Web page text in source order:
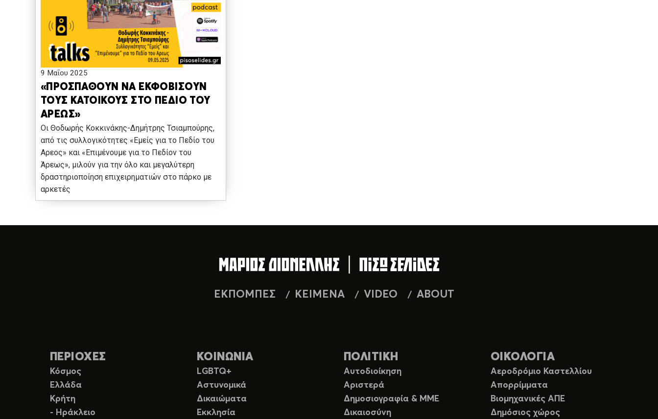
9 Μαΐου 2025
«ΠΡΟΣΠΑΘΟΥΝ ΝΑ ΕΚΦΟΒΙΣΟΥΝ
ΤΟΥΣ ΚΑΤΟΙΚΟΥΣ ΣΤΟ ΠΕΔΙΟ ΤΟΥ
ΑΡΕΩΣ»
Οι Θοδωρής Κοκκινάκης-Δημήτρης Τσιαμπούρης,
από τις συλλογικότητες «Εμείς για το Πεδίο του
Αρεος» και «Επιμένουμε για το Πεδίον του
Άρεως», μιλούν για την όλο και μεγαλύτερη
δραστηριοποίηση επιχειρηματιών στο πάρκο με
αρκετές
ΕΚΠΟΜΠΕΣ ΚΕΙΜΕΝΑ VIDEO ABOUT
ΠΕΡΙΟΧΕΣ
Κόσμος
Ελλάδα
Κρήτη
- Ηράκλειο
ΚΟΙΝΩΝΙΑ
LGBTQ+
Αστυνομικά
Δικαιώματα
Εκκλησία
ΠΟΛΙΤΙΚΗ
Αυτοδιοίκηση
Αριστερά
Δημοσιογραφία & ΜΜΕ
Δικαιοσύνη
ΟΙΚΟΛΟΓΙΑ
Αεροδρόμιο Καστελλίου
Απορρίμματα
Βιομηχανικές ΑΠΕ
Δημόσιος χώρος